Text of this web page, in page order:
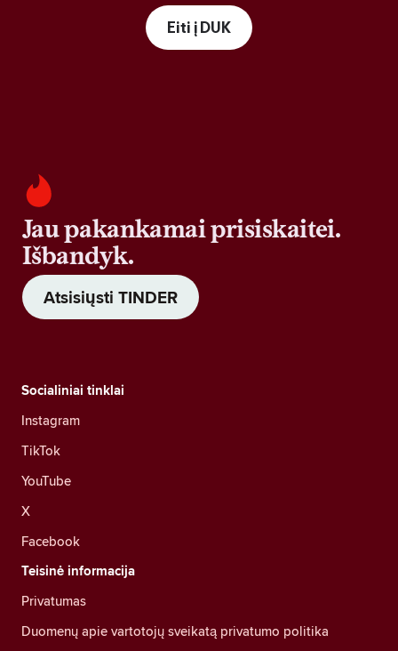
Eiti į DUK
Jau pakankamai prisiskaitei.
Išbandyk.
Atsisiųsti TINDER
Socialiniai tinklai
Instagram
TikTok
YouTube
X
Facebook
Teisinė informacija
Privatumas
Duomenų apie vartotojų sveikatą privatumo politika